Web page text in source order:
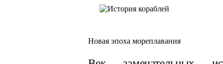
Новая эпоха мореплавания